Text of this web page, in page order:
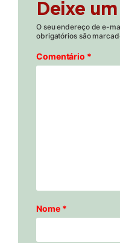
Deixe
O seu endereço de e-
obrigatórios são
Comentário *
Nome *